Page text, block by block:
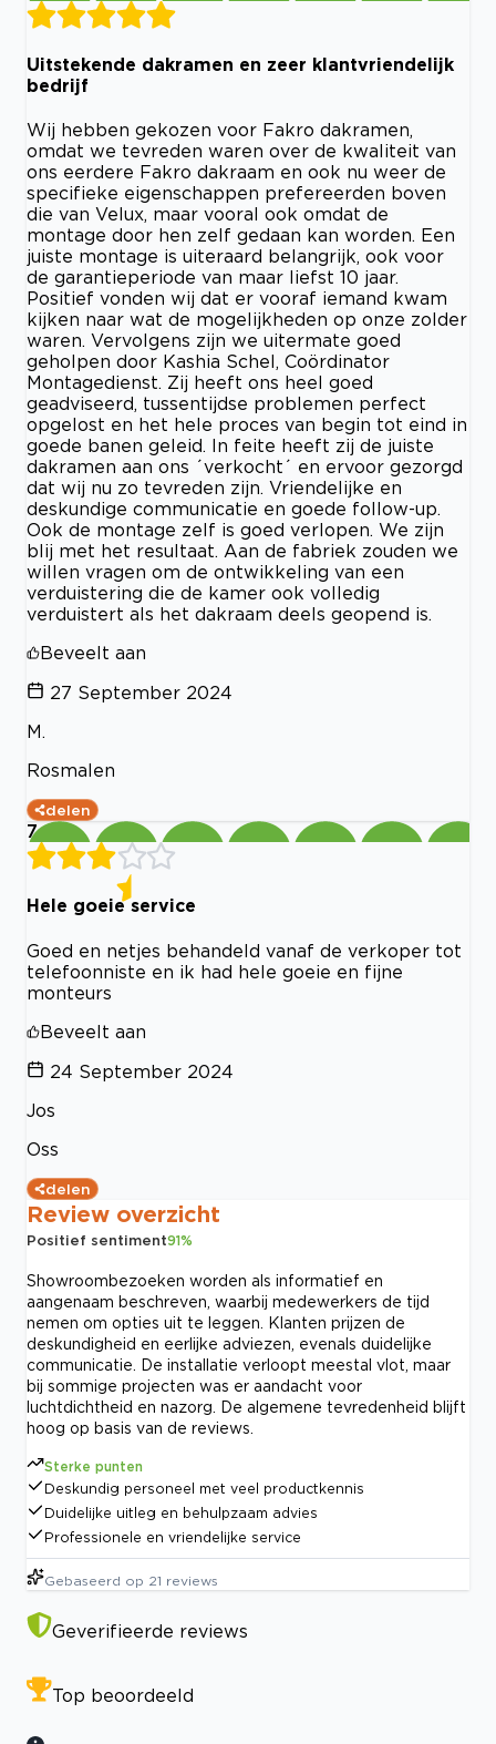
Uitstekende dakramen en zeer klantvriendelijk
bedrijf
Wij hebben gekozen voor Fakro dakramen,
omdat we tevreden waren over de kwaliteit van
ons eerdere Fakro dakraam en ook nu weer de
specifieke eigenschappen prefereerden boven
die van Velux, maar vooral ook omdat de
montage door hen zelf gedaan kan worden. Een
juiste montage is uiteraard belangrijk, ook voor
de garantieperiode van maar liefst 10 jaar.
Positief vonden wij dat er vooraf iemand kwam
kijken naar wat de mogelijkheden op onze zolder
waren. Vervolgens zijn we uitermate goed
geholpen door Kashia Schel, Coördinator
Montagedienst. Zij heeft ons heel goed
geadviseerd, tussentijdse problemen perfect
opgelost en het hele proces van begin tot eind in
goede banen geleid. In feite heeft zij de juiste
dakramen aan ons ´verkocht´ en ervoor gezorgd
dat wij nu zo tevreden zijn. Vriendelijke en
deskundige communicatie en goede follow-up.
Ook de montage zelf is goed verlopen. We zijn
blij met het resultaat. Aan de fabriek zouden we
willen vragen om de ontwikkeling van een
verduistering die de kamer ook volledig
verduistert als het dakraam deels geopend is.
Beveelt aan
27 September 2024
M.
Rosmalen
delen
7
Hele goeie service
Goed en netjes behandeld vanaf de verkoper tot
telefoonniste en ik had hele goeie en fijne
monteurs
Beveelt aan
24 September 2024
Jos
Oss
delen
Review overzicht
Positief sentiment91%
Showroombezoeken worden als informatief en
aangenaam beschreven, waarbij medewerkers de tijd
nemen om opties uit te leggen. Klanten prijzen de
deskundigheid en eerlijke adviezen, evenals duidelijke
communicatie. De installatie verloopt meestal vlot, maar
bij sommige projecten was er aandacht voor
luchtdichtheid en nazorg. De algemene tevredenheid blijft
hoog op basis van de reviews.
Sterke punten
Deskundig personeel met veel productkennis
Duidelijke uitleg en behulpzaam advies
Professionele en vriendelijke service
Gebaseerd op 21 reviews
Geverifieerde reviews
Top beoordeeld